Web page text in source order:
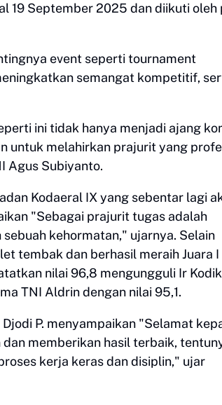
19 September 2025 dan diikuti oleh
event seperti tournament
semangat kompetitif,
ini tidak hanya menjadi ajang
untuk melahirkan prajurit yang
Agus Subiyanto.
Kodaeral IX yang sebentar lagi
"Sebagai prajurit tugas adalah
kehormatan," ujarnya. Selain
tembak dan berhasil meraih Juara I
nilai 96,8 mengungguli Ir
TNI Aldrin dengan nilai 95,1.
P. menyampaikan "Selamat
memberikan hasil terbaik,
kerja keras dan disiplin," ujar